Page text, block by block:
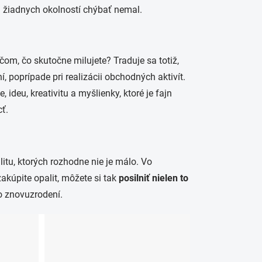
okolností chýbať nemal.
čo skutočne milujete? Traduje sa totiž,
poprípade pri realizácii obchodných aktivít.
ideu, kreativitu a myšlienky, ktoré je fajn
ktorých rozhodne nie je málo. Vo
opalit, môžete si tak posilniť nielen to
znovuzrodení.